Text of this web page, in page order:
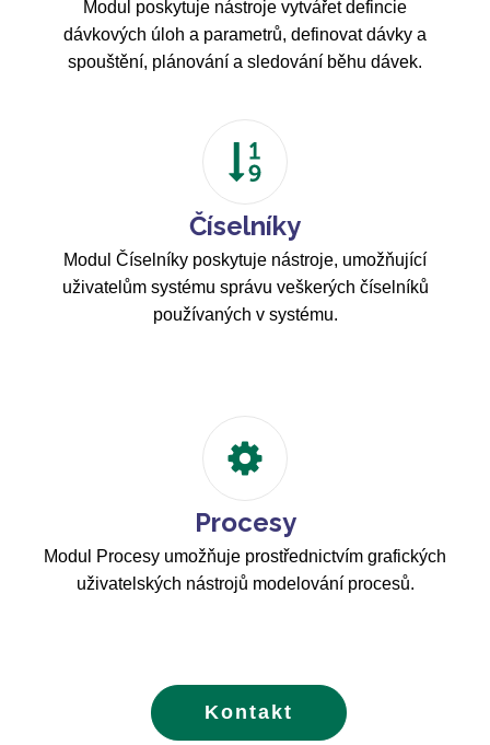
Modul poskytuje nástroje vytvářet defincie
dávkových úloh a parametrů, definovat dávky a
spouštění, plánování a sledování běhu dávek.
Číselníky
Modul Číselníky poskytuje nástroje, umožňující
uživatelům systému správu veškerých číselníků
používaných v systému.
Procesy
Modul Procesy umožňuje prostřednictvím grafických
uživatelských nástrojů modelování procesů.
Kontakt